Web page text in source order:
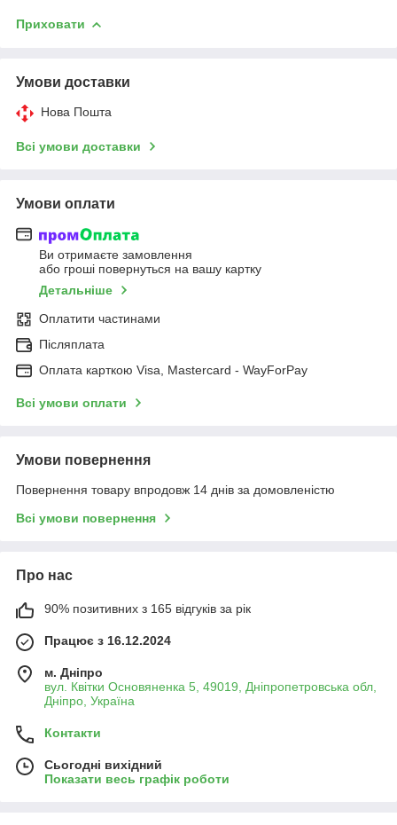
Приховати
Умови доставки
Нова Пошта
Всі умови доставки
Умови оплати
Ви отримаєте замовлення
або гроші повернуться на вашу картку
Детальніше
Оплатити частинами
Післяплата
Оплата карткою Visa, Mastercard - WayForPay
Всі умови оплати
Умови повернення
Повернення товару впродовж 14 днів за домовленістю
Всі умови повернення
Про нас
90% позитивних з 165 відгуків за рік
Працює з 16.12.2024
м. Дніпро
вул. Квітки Основяненка 5, 49019, Дніпропетровська обл,
Дніпро, Україна
Контакти
Сьогодні вихідний
Показати весь графік роботи